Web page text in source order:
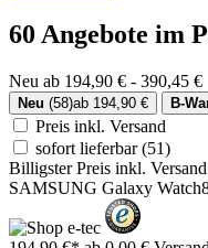
60 Angebote im
Neu ab 194,90 € - 390,45 €
Neu (58)ab 194,90 € B-
Preis inkl. Versand
sofort lieferbar(51)
Billigster Preis inkl. Versand
SAMSUNG Galaxy